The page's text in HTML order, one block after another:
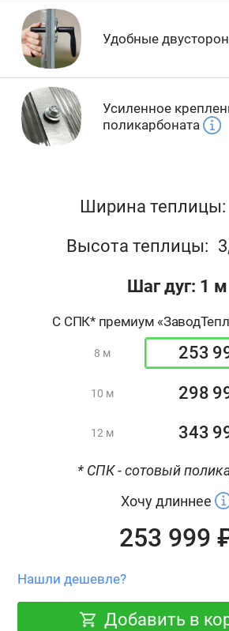
Удобные
Усиленное
поликарбоната
Ширина теплицы:
Высота теплицы:
Шаг дуг: 1 м
С СПК* премиум
8 м 253
10 м 298
12 м 343
* СПК - сотовый
Хочу длиннее
Нашли дешевле?
253 999
Добавить в